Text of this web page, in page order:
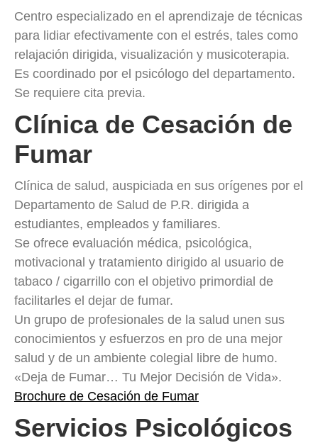
Centro especializado en el aprendizaje de técnicas
para lidiar efectivamente con el estrés, tales como
relajación dirigida, visualización y musicoterapia.
Es coordinado por el psicólogo del departamento.
Se requiere cita previa.
Clínica de Cesación de
Fumar
Clínica de salud, auspiciada en sus orígenes por el
Departamento de Salud de P.R. dirigida a
estudiantes, empleados y familiares.
Se ofrece evaluación médica, psicológica,
motivacional y tratamiento dirigido al usuario de
tabaco / cigarrillo con el objetivo primordial de
facilitarles el dejar de fumar.
Un grupo de profesionales de la salud unen sus
conocimientos y esfuerzos en pro de una mejor
salud y de un ambiente colegial libre de humo.
«Deja de Fumar… Tu Mejor Decisión de Vida».
Brochure de Cesación de Fumar
Servicios Psicológicos